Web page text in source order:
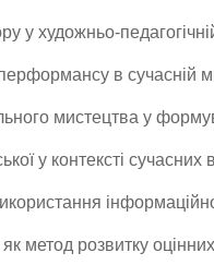
у художньо-
в сучасній
мистецтва у
у контексті
метод розвитку